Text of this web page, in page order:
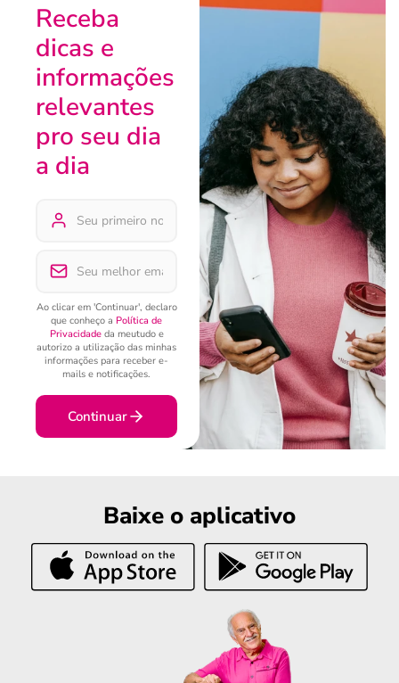
Receba
dicas e
informações
relevantes
pro seu dia
a dia
Ao clicar em 'Continuar', declaro
que conheço a Política de
Privacidadeda meutudo e
autorizo a utilização das minhas
informações para receber e-
mails e notificações.
Continuar
Baixe o aplicativo